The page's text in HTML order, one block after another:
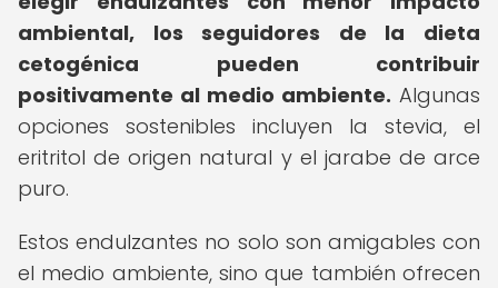
ambiental, los seguidores de la dieta
cetogénica pueden contribuir
positivamente al medio ambiente. Algunas
opciones sostenibles incluyen la stevia, el
eritritol de origen natural y el jarabe de arce
puro.
Estos endulzantes no solo son amigables con
el medio ambiente, sino que también ofrecen